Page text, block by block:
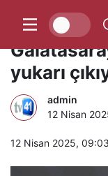
Okan
yukarı
admin
12 Nisan
12 Nisan 2025, 09:03